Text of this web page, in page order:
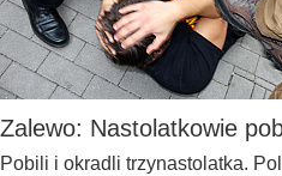
Zalewo: Nastolatkowie
Pobili i okradli trzynastolatka.